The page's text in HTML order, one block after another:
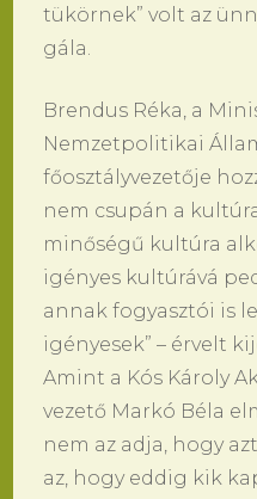
tükörnek” volt az
gála.
Brendus Réka, a
Nemzetpolitikai
főosztályvezetője
nem csupán a
minőségű kultúra
igényes kultúrává
annak fogyasztói is
igényesek” – érvelt
Amint a Kós Károly
vezető Markó Béla
nem az adja, hogy
az, hogy eddig kik